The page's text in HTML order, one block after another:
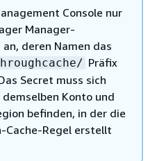
Console nur
Manager-
an, deren Namen das
Präfix
Secret muss sich
Konto und
befinden, in der die
Cache-Regel erstellt